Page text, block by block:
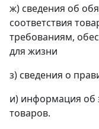
ж) сведения об
соответствия
требованиям,
для жизни
з) сведения о
и) информация об
товаров.